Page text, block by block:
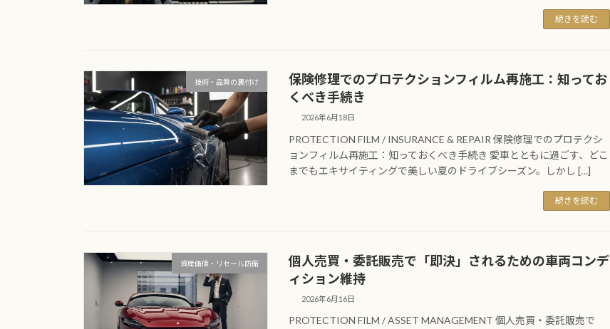
続きを読む
技術・品質の裏付け
保険修理でのプロテクションフィルム再施工：知ってお
くべき手続き
2026年6月18日
PROTECTION FILM / INSURANCE & REPAIR 保険修理でのプロテクシ
ョンフィルム再施工：知っておくべき手続き 愛車とともに過ごす、どこ
までもエキサイティングで美しい夏のドライブシーズン。しかし […]
続きを読む
資産価値・リセール防衛
個人売買・委託販売で「即決」されるための車両コンデ
ィション維持
2026年6月16日
PROTECTION FILM / ASSET MANAGEMENT 個人売買・委託販売で